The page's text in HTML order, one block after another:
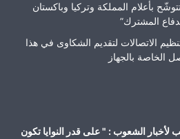
بأعلام المملكة وتركيا وباكستان
المشترك”
الاتصالات لتقديم الشكاوى في هذا
الخاصة بالجهاز
لأخبار الشعوب : " على قدر النوايا تكون